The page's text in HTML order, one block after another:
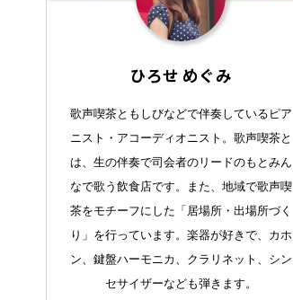
ひろせ めぐみ
歌声喫茶ともしびなどで伴奏しているピア
ニスト・アコーディオニスト。歌声喫茶と
は、生の伴奏で司会者のリードのもとみん
なで歌う飲食店です。また、地域で歌声喫
茶をモチーフにした「居場所・出場所づく
り」を行っています。楽器が好きで、カホ
ン、鍵盤ハーモニカ、クラリネット、シン
セサイザーなども弾きます。